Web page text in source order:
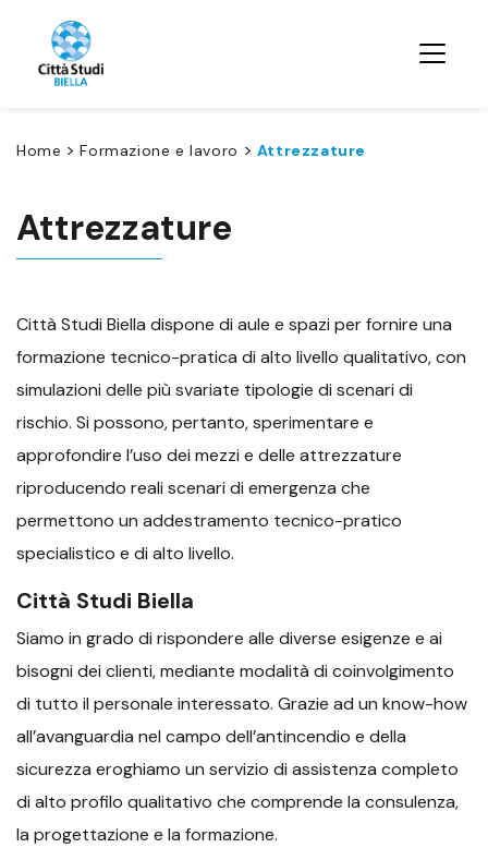
Home >Formazione e lavoro > Attrezzature
Attrezzature
Città Studi Biella dispone di aule e spazi per fornire una
formazione tecnico-pratica di alto livello qualitativo, con
simulazioni delle più svariate tipologie di scenari di
rischio. Si possono, pertanto, sperimentare e
approfondire l’uso dei mezzi e delle attrezzature
riproducendo reali scenari di emergenza che
permettono un addestramento tecnico-pratico
specialistico e di alto livello.
Città Studi Biella
Siamo in grado di rispondere alle diverse esigenze e ai
bisogni dei clienti, mediante modalità di coinvolgimento
di tutto il personale interessato. Grazie ad un know-how
all’avanguardia nel campo dell’antincendio e della
sicurezza eroghiamo un servizio di assistenza completo
di alto profilo qualitativo che comprende la consulenza,
la progettazione e la formazione.